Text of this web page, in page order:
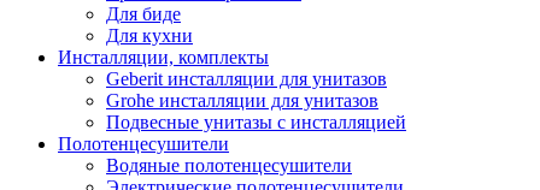
Для биде
Для кухни
Инсталляции, комплекты
Geberit инсталляции для унитазов
Grohe инсталляции для унитазов
Подвесные унитазы с инсталляцией
Полотенцесушители
Водяные полотенцесушители